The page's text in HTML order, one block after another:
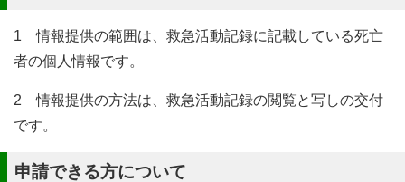
1 情報提供の範囲は、救急活動記録に記載している死亡
者の個人情報です。
2 情報提供の方法は、救急活動記録の閲覧と写しの交付
です。
申請できる方について